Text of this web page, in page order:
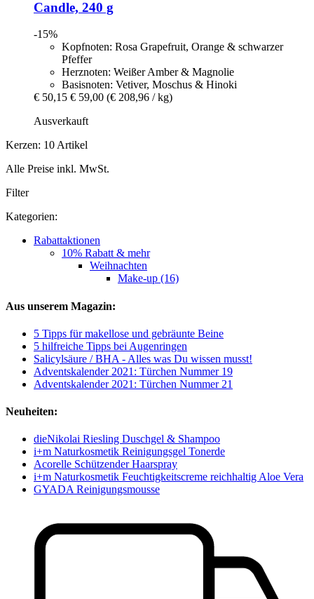
Candle, 240 g
-15%
Kopfnoten: Rosa Grapefruit, Orange & schwarzer
Pfeffer
Herznoten: Weißer Amber & Magnolie
Basisnoten: Vetiver, Moschus & Hinoki
€ 50,15 € 59,00 (€ 208,96 / kg)
Ausverkauft
Kerzen: 10 Artikel
Alle Preise inkl. MwSt.
Filter
Kategorien:
Rabattaktionen
10% Rabatt & mehr
Weihnachten
Make-up (16)
Aus unserem Magazin:
5 Tipps für makellose und gebräunte Beine
5 hilfreiche Tipps bei Augenringen
Salicylsäure / BHA - Alles was Du wissen musst!
Adventskalender 2021: Türchen Nummer 19
Adventskalender 2021: Türchen Nummer 21
Neuheiten:
dieNikolai Riesling Duschgel & Shampoo
i+m Naturkosmetik Reinigungsgel Tonerde
Acorelle Schützender Haarspray
i+m Naturkosmetik Feuchtigkeitscreme reichhaltig Aloe Vera
GYADA Reinigungsmousse